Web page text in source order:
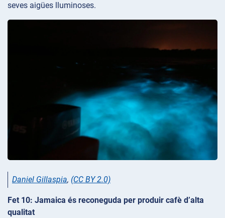
seves aigües lluminoses.
Daniel Gillaspia, (CC BY 2.0)
Fet 10: Jamaica és reconeguda per produir cafè d’alta
qualitat